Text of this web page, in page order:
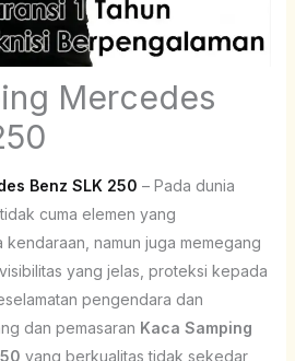
Mercedes
Benz SLK 250 – Pada dunia
cuma elemen yang
namun juga memegang
yang jelas, proteksi kepada
pengendara dan
dan pemasaran Kaca Samping
yang berkualitas tidak sekedar